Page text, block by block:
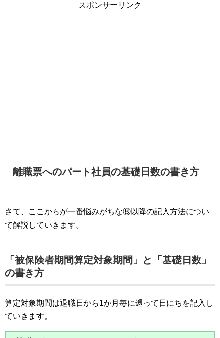
スポンサーリンク
離職票へのパート社員の基礎日数の書き方
さて、ここからが一番悩みがちな⑧以降の記入方法につい
て解説していきます。
「被保険者期間算定対象期間」と「基礎日数」
の書き方
算定対象期間は退職日から1か月毎に遡って日にちを記入し
ていきます。